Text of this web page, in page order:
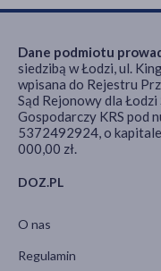
DOZ.PL
O nas
Regulamin
Dane podmiotu
siedzibą w Łodzi, ul.
wpisana do Rejestru
Sąd Rejonowy dla
Gospodarczy KRS pod
5372492924, o
000,00 zł.